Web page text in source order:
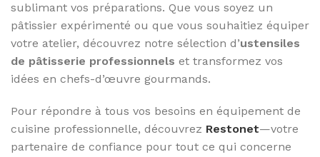
sublimant vos préparations. Que vous soyez un
pâtissier expérimenté ou que vous souhaitiez équiper
votre atelier, découvrez notre sélection d’ustensiles
de pâtisserie professionnels et transformez vos
idées en chefs-d’œuvre gourmands.
Pour répondre à tous vos besoins en équipement de
cuisine professionnelle, découvrez Restonet—votre
partenaire de confiance pour tout ce qui concerne